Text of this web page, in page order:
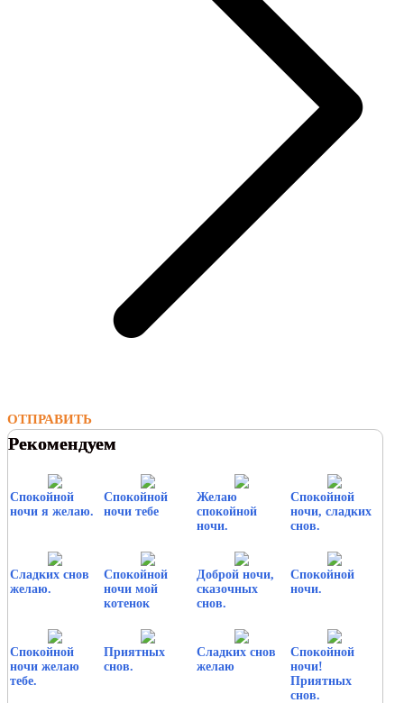
ОТПРАВИТЬ
Рекомендуем
Спокойной
ночи я желаю.
Спокойной
ночи тебе
Желаю
спокойной
ночи.
Спокойной
ночи, сладких
снов.
Сладких снов
желаю.
Спокойной
ночи мой
котенок
Доброй ночи,
сказочных
снов.
Спокойной
ночи.
Спокойной
ночи желаю
тебе.
Приятных
снов.
Сладких снов
желаю
Спокойной
ночи!
Приятных
снов.